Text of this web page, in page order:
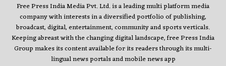
Free Press India Media Pvt. Ltd. is a leading multi platform media
company with interests in a diversified portfolio of publishing,
broadcast, digital, entertainment, community and sports verticals.
Keeping abreast with the changing digital landscape, free Press India
Group makes its content available for its readers through its multi-
lingual news portals and mobile news app